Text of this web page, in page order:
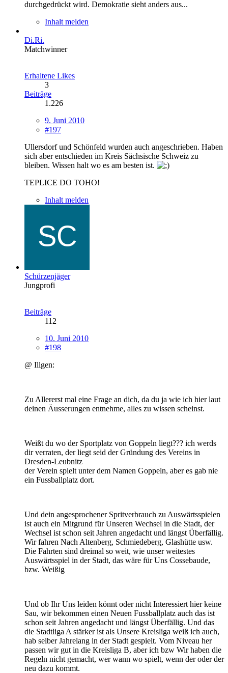
durchgedrückt wird. Demokratie sieht anders aus...
Inhalt melden
Di.Ri.
Matchwinner
Erhaltene Likes
3
Beiträge
1.226
9. Juni 2010
#197
Ullersdorf und Schönfeld wurden auch angeschrieben. Haben
sich aber entschieden im Kreis Sächsische Schweiz zu
bleiben. Wissen halt wo es am besten ist.
TEPLICE DO TOHO!
Inhalt melden
Schürzenjäger
Jungprofi
Beiträge
112
10. Juni 2010
#198
@ Illgen:
Zu Allererst mal eine Frage an dich, da du ja wie ich hier laut
deinen Äusserungen entnehme, alles zu wissen scheinst.
Weißt du wo der Sportplatz von Goppeln liegt??? ich werds
dir verraten, der liegt seid der Gründung des Vereins in
Dresden-Leubnitz
der Verein spielt unter dem Namen Goppeln, aber es gab nie
ein Fussballplatz dort.
Und dein angesprochener Spritverbrauch zu Auswärtsspielen
ist auch ein Mitgrund für Unseren Wechsel in die Stadt, der
Wechsel ist schon seit Jahren angedacht und längst Überfällig.
Wir fahren Nach Altenberg, Schmiedeberg, Glashütte usw.
Die Fahrten sind dreimal so weit, wie unser weitestes
Auswärtsspiel in der Stadt, das wäre für Uns Cossebaude,
bzw. Weißig
Und ob Ihr Uns leiden könnt oder nicht Interessiert hier keine
Sau, wir bekommen einen Neuen Fussballplatz auch das ist
schon seit Jahren angedacht und längst Überfällig. Und das
die Stadtliga A stärker ist als Unsere Kreisliga weiß ich auch,
hab selber Jahrelang in der Stadt gespielt. Vom Niveau her
passen wir gut in die Kreisliga B, aber ich bzw Wir haben die
Regeln nicht gemacht, wer wann wo spielt, wenn der oder der
neu dazu kommt.